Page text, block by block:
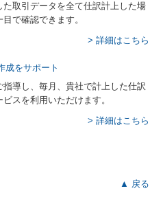
取引データを全て仕訳計上した場
で確認できます。
> 詳細はこちら
導し、毎月、貴社で計上した仕訳
スを利用いただけます。
> 詳細はこちら
▲ 戻る